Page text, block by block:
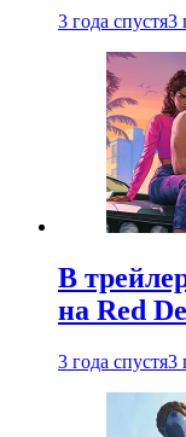
3 года спустя3
В
на Red
3 года спустя3